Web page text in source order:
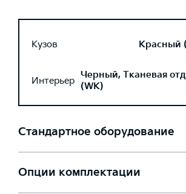
Кузов Красный
Интерьер Черный, Тканевая
(WK)
Стандартное оборудование
Опции комплектации